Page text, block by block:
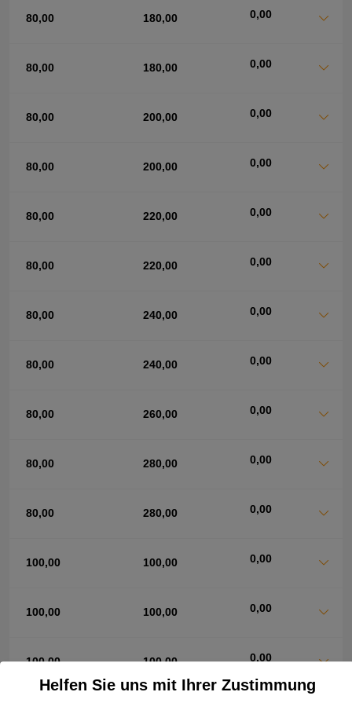
80,00 180,00 0,00
80,00 180,00 0,00
80,00 200,00 0,00
80,00 200,00 0,00
80,00 220,00 0,00
80,00 220,00 0,00
80,00 240,00 0,00
80,00 240,00 0,00
80,00 260,00 0,00
80,00 280,00 0,00
80,00 280,00 0,00
100,00 100,00 0,00
100,00 100,00 0,00
100,00 100,00 0,00
Helfen Sie uns mit Ihrer Zustimmung